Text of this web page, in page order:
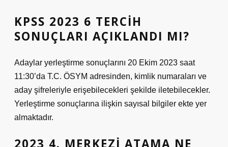
KPSS 2023 6 TERCIH
SONUÇLARI AÇIKLANDI MI?
Adaylar yerleştirme sonuçlarını 20 Ekim 2023 saat
11:30’da T.C. ÖSYM adresinden, kimlik numaraları ve
aday şifreleriyle erişebilecekleri şekilde iletebilecekler.
Yerleştirme sonuçlarına ilişkin sayısal bilgiler ekte yer
almaktadır.
2023 4. MERKEZI ATAMA NE